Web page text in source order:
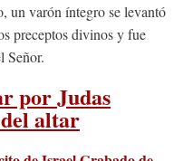
un varón íntegro se levantó
preceptos divinos y fue
Señor.
por Judas
altar